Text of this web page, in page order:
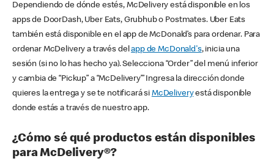
Dependiendo de dónde estés, McDelivery está disponible en los
apps de DoorDash, Uber Eats, Grubhub o Postmates. Uber Eats
también está disponible en el app de McDonald’s para ordenar. Para
ordenar McDelivery a través delapp de McDonald's, inicia una
sesión (si no lo has hecho ya). Selecciona “Order” del menú inferior
y cambia de “Pickup” a “McDelivery’” Ingresa la dirección donde
quieres la entrega y se te notificará si McDeliveryestá disponible
donde estás a través de nuestro app.
¿Cómo sé qué productos están disponibles
para McDelivery®?